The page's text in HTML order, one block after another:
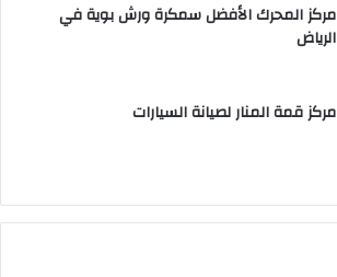
مركز المحرك الأفضل سمكرة ورش بوية في
الرياض
مركز قمة المنار لصيانة السيارات